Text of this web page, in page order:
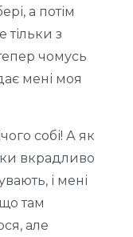
а потім
з
чомусь
мені моя
собі! А як
вкрадливо
і мені
там
але